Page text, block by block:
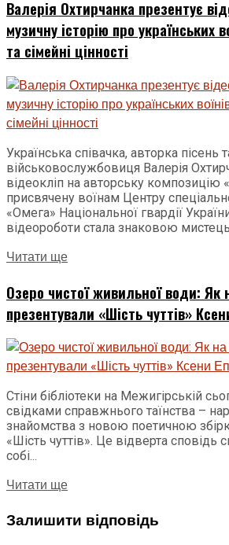
Валерія Охтирчанка презентує
музичну історію про українських
та сімейні цінності
Українська співачка, авторка пісень
військовослужбовиця Валерія
відеокліп на авторську композицію
присвячену воїнам Центру
«Омега» Національної гвардії
відеороботи стала знаковою
Читати ще
Озеро чистої живильної води: Як
презентували «Шість чуттів»
Стіни бібліотеки на Межигірській
свідками справжнього таїнства –
знайомства з новою поетичною
«Шість чуттів». Це відверта сповідь
собі...
Читати ще
Залишити відповідь